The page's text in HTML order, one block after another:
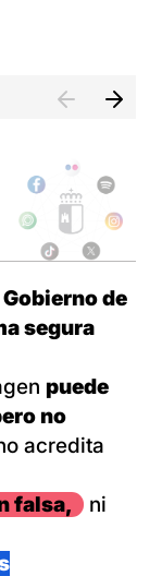
Gobierno de
segura
puede
no
acredita
falsa,
ni